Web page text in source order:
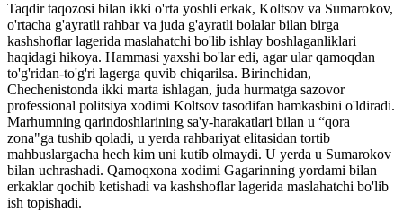
Taqdir taqozosi bilan ikki o'rta yoshli erkak, Koltsov va Sumarokov,
o'rtacha g'ayratli rahbar va juda g'ayratli bolalar bilan birga
kashshoflar lagerida maslahatchi bo'lib ishlay boshlaganliklari
haqidagi hikoya. Hammasi yaxshi bo'lar edi, agar ular qamoqdan
to'g'ridan-to'g'ri lagerga quvib chiqarilsa. Birinchidan,
Chechenistonda ikki marta ishlagan, juda hurmatga sazovor
professional politsiya xodimi Koltsov tasodifan hamkasbini o'ldiradi.
Marhumning qarindoshlarining sa'y-harakatlari bilan u “qora
zona"ga tushib qoladi, u yerda rahbariyat elitasidan tortib
mahbuslargacha hech kim uni kutib olmaydi. U yerda u Sumarokov
bilan uchrashadi. Qamoqxona xodimi Gagarinning yordami bilan
erkaklar qochib ketishadi va kashshoflar lagerida maslahatchi bo'lib
ish topishadi.